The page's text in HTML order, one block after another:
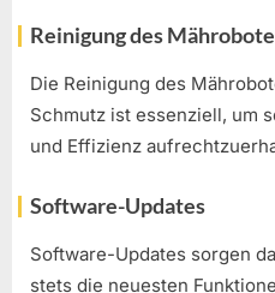
Reinigung des
Die Reinigung des
Schmutz ist essenziell, um
und Effizienz
Software-Updates
Software-Updates sorgen
stets die neuesten